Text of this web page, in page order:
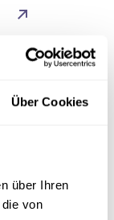
Über Cookies
über Ihren
von